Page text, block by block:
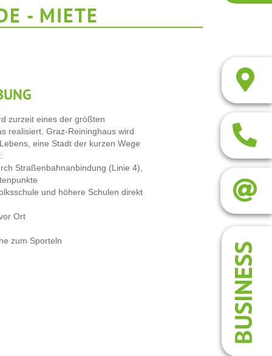
- MIETE
zurzeit eines der größten
realisiert. Graz-Reininghaus wird
eine Stadt der kurzen Wege
Straßenbahnanbindung (Linie 4),
und höhere Schulen direkt
Ort
zum Sporteln
BUSINESS